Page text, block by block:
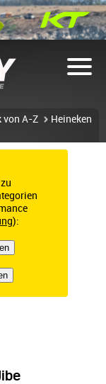
von A-Z
Heineken
):